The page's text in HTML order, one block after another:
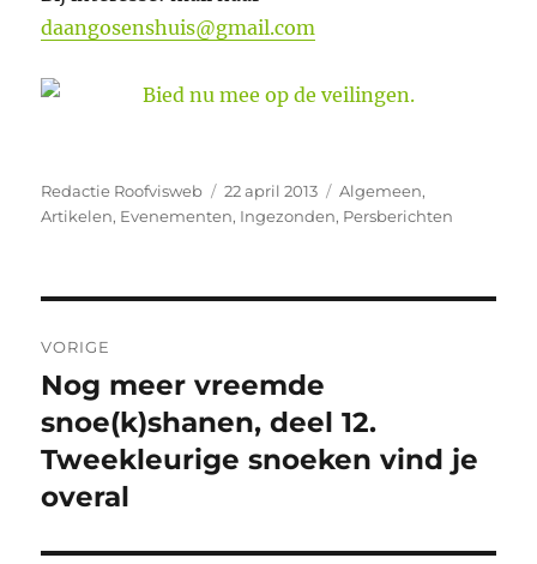
daangosenshuis@gmail.com
Auteur
Redactie Roofvisweb
Geplaatst
op
22 april 2013 Categorieën
Algemeen,
Artikelen, Evenementen, Ingezonden, Persberichten
navigatie
VORIGE
Vorig
bericht:
Nog meer vreemde
snoe(k)shanen, deel 12.
Tweekleurige snoeken vind je
overal